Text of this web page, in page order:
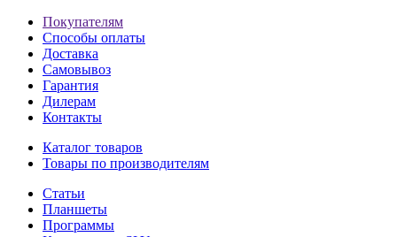
Покупателям
Способы оплаты
Доставка
Самовывоз
Гарантия
Дилерам
Контакты
Каталог товаров
Товары по производителям
Статьи
Планшеты
Программы